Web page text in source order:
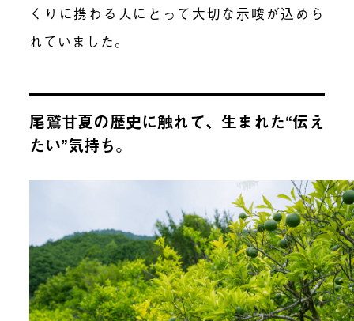
くりに携わる人にとって大切な示唆が込めら
れていました。
尾鷲甘夏の歴史に触れて、生まれた“伝え
たい”気持ち。